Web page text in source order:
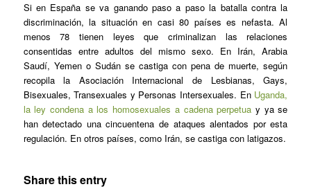
Si en España se va ganando paso a paso la batalla contra la
discriminación, la situación en casi 80 países es nefasta. Al
menos 78 tienen leyes que criminalizan las relaciones
consentidas entre adultos del mismo sexo. En Irán, Arabia
Saudí, Yemen o Sudán se castiga con pena de muerte, según
recopila la Asociación Internacional de Lesbianas, Gays,
Bisexuales, Transexuales y Personas Intersexuales. En Uganda,
la ley condena a los homosexuales a cadena perpetua y ya se
han detectado una cincuentena de ataques alentados por esta
regulación. En otros países, como Irán, se castiga con latigazos.
Share this entry